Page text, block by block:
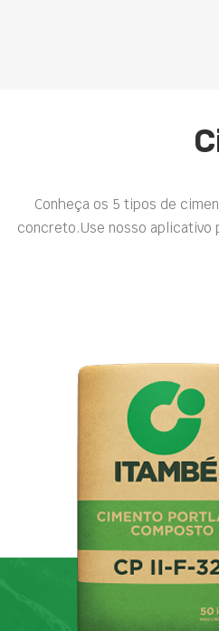
Conheça os 5 tipos de
concreto.Use nosso aplicativo